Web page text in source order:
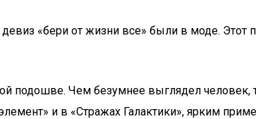
«бери от жизни все» были в моде. Этот
подошве. Чем безумнее выглядел
и в «Стражах Галактики», ярким